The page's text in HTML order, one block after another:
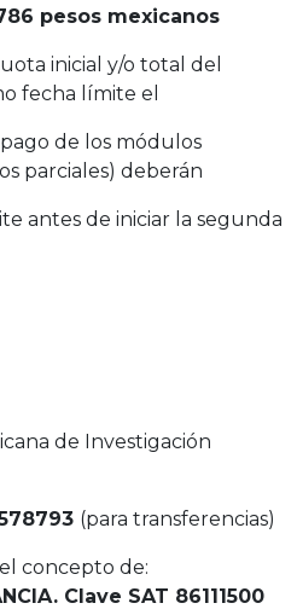
pesos mexicanos
inicial y/o total del
fecha límite el
de los módulos
parciales) deberán
antes de iniciar la segunda
de Investigación
(para transferencias)
concepto de:
Clave SAT 86111500